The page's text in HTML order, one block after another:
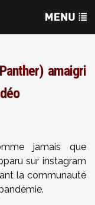
amaigri
jamais que
sur instagram
la communauté